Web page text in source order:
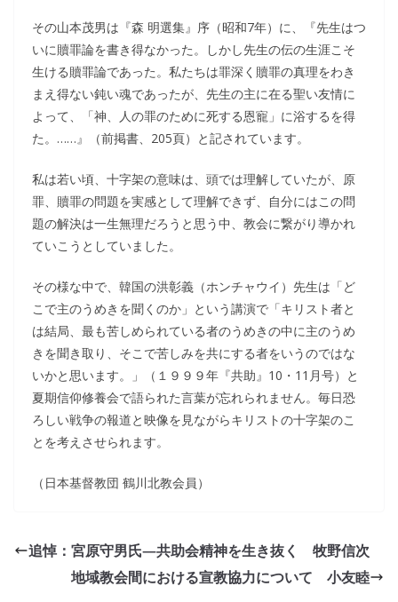
その山本茂男は『森 明選集』序（昭和7年）に、『先生はつ
いに贖罪論を書き得なかった。しかし先生の伝の生涯こそ
生ける贖罪論であった。私たちは罪深く贖罪の真理をわき
まえ得ない鈍い魂であったが、先生の主に在る聖い友情に
よって、「神、人の罪のために死する恩寵」に浴するを得
た。……』（前掲書、205頁）と記されています。
私は若い頃、十字架の意味は、頭では理解していたが、原
罪、贖罪の問題を実感として理解できず、自分にはこの問
題の解決は一生無理だろうと思う中、教会に繋がり導かれ
ていこうとしていました。
その様な中で、韓国の洪彰義（ホンチャウイ）先生は「ど
こで主のうめきを聞くのか」という講演で「キリスト者と
は結局、最も苦しめられている者のうめきの中に主のうめ
きを聞き取り、そこで苦しみを共にする者をいうのではな
いかと思います。」（１９９９年『共助』10・11月号）と
夏期信仰修養会で語られた言葉が忘れられません。毎日恐
ろしい戦争の報道と映像を見ながらキリストの十字架のこ
とを考えさせられます。
（日本基督教団 鶴川北教会員）
追悼：宮原守男氏―共助会精神を生き抜く 牧野信次
地域教会間における宣教協力について 小友睦